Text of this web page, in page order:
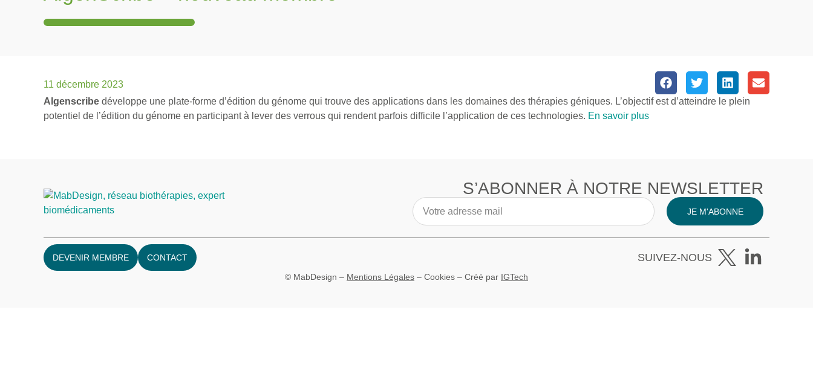
11 décembre 2023
Algenscribe développe une plate-forme d’édition du génome qui trouve des applications dans les domaines des thérapies géniques. L’objectif est d’atteindre le plein
potentiel de l’édition du génome en participant à lever des verrous qui rendent parfois difficile l’application de ces technologies. En savoir plus
S’ABONNER À NOTRE NEWSLETTER
JE M'ABONNE
DEVENIR MEMBRE CONTACT SUIVEZ-NOUS
© MabDesign – Mentions Légales – Cookies – Créé par IGTech